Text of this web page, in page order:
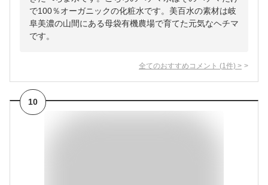
で100％オーガニックの化粧水です。美百水の素材は岐
阜美濃の山間にある母袋有機農場で育てた元気なヘチマ
です。
全てのおすすめコメント (1 件) >
10